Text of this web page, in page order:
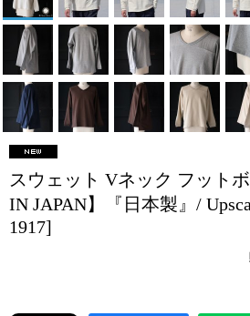
スウェット Vネック フット
IN JAPAN】『日本製』/
1917]